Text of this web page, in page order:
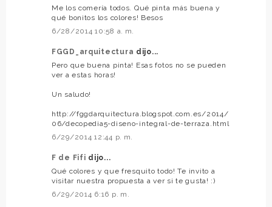
Me los comería todos. Qué pinta más buena y
qué bonitos los colores! Besos
6/28/2014 10:58 a. m.
FGGD_arquitectura dijo...
Pero que buena pinta! Esas fotos no se pueden
ver a estas horas!
Un saludo!
http://fggdarquitectura.blogspot.com.es/2014/
06/decopedia5-diseno-integral-de-terraza.html
6/29/2014 12:44 p. m.
F de Fifi dijo...
Qué colores y que fresquito todo! Te invito a
visitar nuestra propuesta a ver si te gusta! :)
6/29/2014 6:16 p. m.